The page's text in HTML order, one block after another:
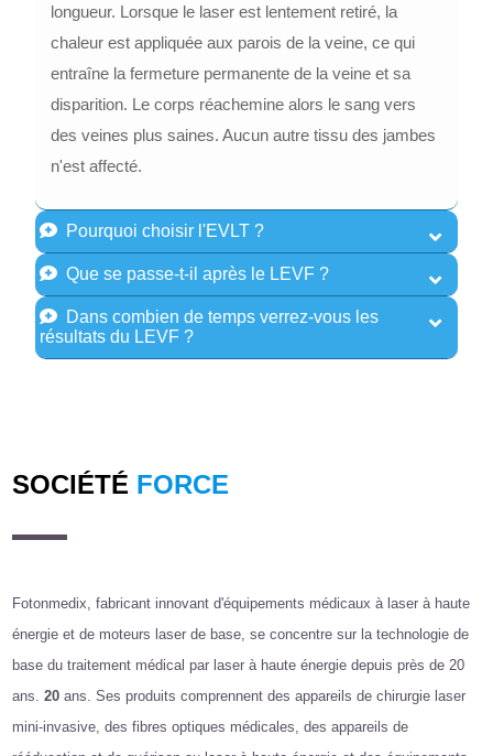
longueur. Lorsque le laser est lentement retiré, la
chaleur est appliquée aux parois de la veine, ce qui
entraîne la fermeture permanente de la veine et sa
disparition. Le corps réachemine alors le sang vers
des veines plus saines. Aucun autre tissu des jambes
n'est affecté.
Pourquoi choisir l'EVLT ?
Que se passe-t-il après le LEVF ?
Dans combien de temps verrez-vous les
résultats du LEVF ?
SOCIÉTÉ FORCE
Fotonmedix, fabricant innovant d'équipements médicaux à laser à haute
énergie et de moteurs laser de base, se concentre sur la technologie de
base du traitement médical par laser à haute énergie depuis près de 20
ans.20ans. Ses produits comprennent des appareils de chirurgie laser
mini-invasive, des fibres optiques médicales, des appareils de